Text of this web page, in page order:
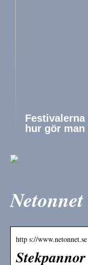
hur gör man
http s://